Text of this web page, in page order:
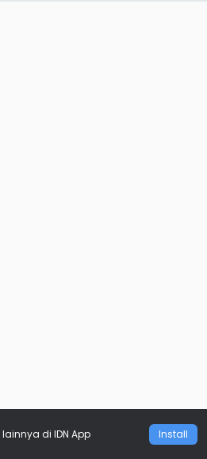
lainnya di IDN App Install